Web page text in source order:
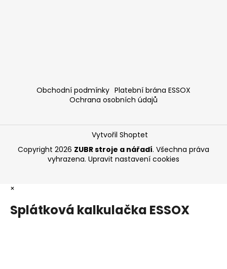
Obchodní podmínky Platební brána ESSOX
Ochrana osobních údajů
Vytvořil Shoptet
Copyright 2026 ZUBR stroje a nářadí. Všechna práva
vyhrazena. Upravit nastavení cookies
×
Splátková kalkulačka ESSOX